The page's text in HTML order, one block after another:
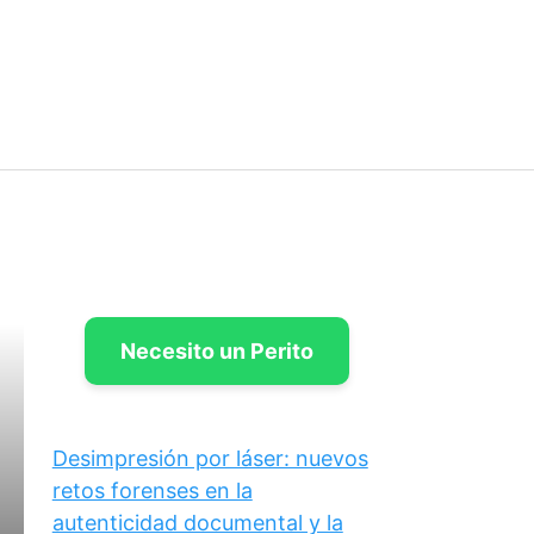
Necesito un Perito
Desimpresión por láser: nuevos
retos forenses en la
autenticidad documental y la